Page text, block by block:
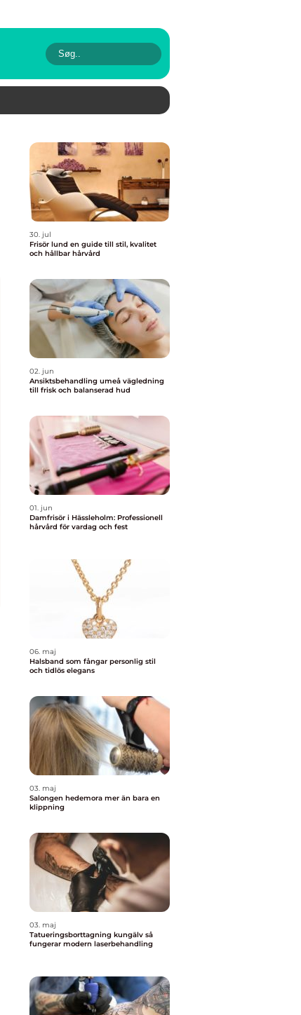
30. jul
Frisör lund en guide till stil, kvalitet
och hållbar hårvård
02. jun
Ansiktsbehandling umeå vägledning
till frisk och balanserad hud
01. jun
Damfrisör i Hässleholm: Professionell
hårvård för vardag och fest
06. maj
Halsband som fångar personlig stil
och tidlös elegans
03. maj
Salongen hedemora mer än bara en
klippning
03. maj
Tatueringsborttagning kungälv så
fungerar modern laserbehandling